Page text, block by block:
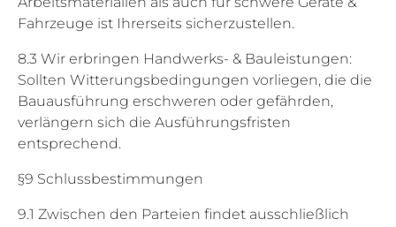
Fahrzeuge ist Ihrerseits sicherzustellen.
8.3 Wir erbringen Handwerks- & Bauleistungen:
Sollten Witterungsbedingungen vorliegen, die die
Bauausführung erschweren oder gefährden,
verlängern sich die Ausführungsfristen
entsprechend.
§9 Schlussbestimmungen
9.1 Zwischen den Parteien findet ausschließlich